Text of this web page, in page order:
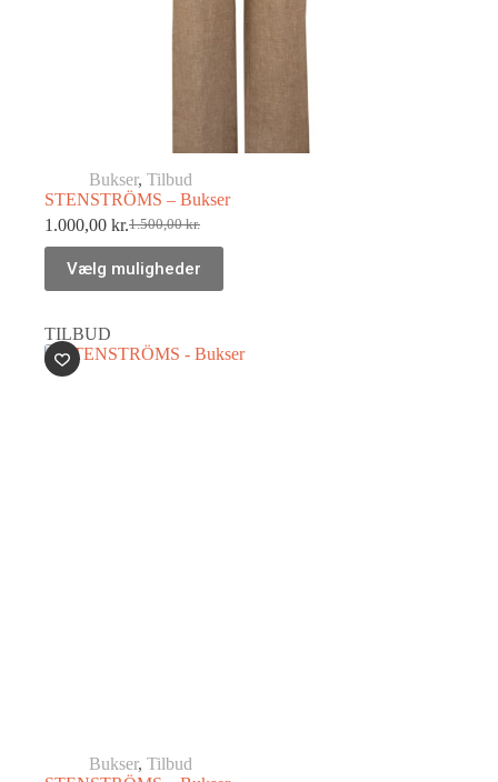
Bukser, Tilbud
STENSTRÖMS – Bukser
1.500,00kr.
1.000,00 kr.
Vælg muligheder
TILBUD
Bukser, Tilbud